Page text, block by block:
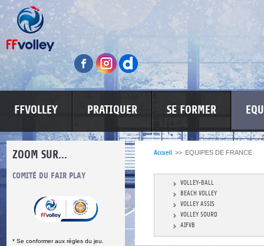
FFVOLLEY PRATIQUER SE FORMER
ZOOM SUR...
COMITÉ DU FAIR PLAY
* Se conformer aux règles du jeu.
LUTTE CONTRE LES VIOLENCES MA PETITE
Accueil >> EQUIPES DE FRANCE
VOLLEY-BALL
BEACH VOLLEY
VOLLEY ASSIS
VOLLEY SOURD
AIFVB